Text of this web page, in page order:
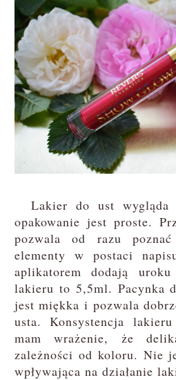
Lakier do ust wygląda
opakowanie jest proste.
pozwala od razu
elementy w postaci
aplikatorem dodają uroku
lakieru to 5,5ml. Pacynka
jest miękka i pozwala
usta. Konsystencja
mam wrażenie, że
zależności od koloru. Nie
wpływająca na działanie